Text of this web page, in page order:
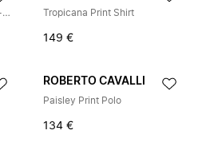
Leggings met New Heritage-print Tropicana Print Shirt
149 €
ROBERTO CAVALLI
Paisley Print Polo
134 €